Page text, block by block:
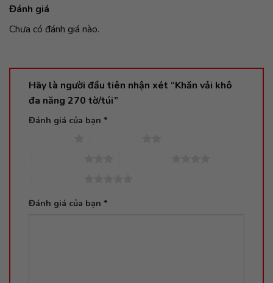
Đánh giá
Chưa có đánh giá nào.
Hãy là người đầu tiên nhận xét “Khăn vải khô
đa năng 270 tờ/túi”
Đánh giá của bạn *
Đánh giá của bạn *